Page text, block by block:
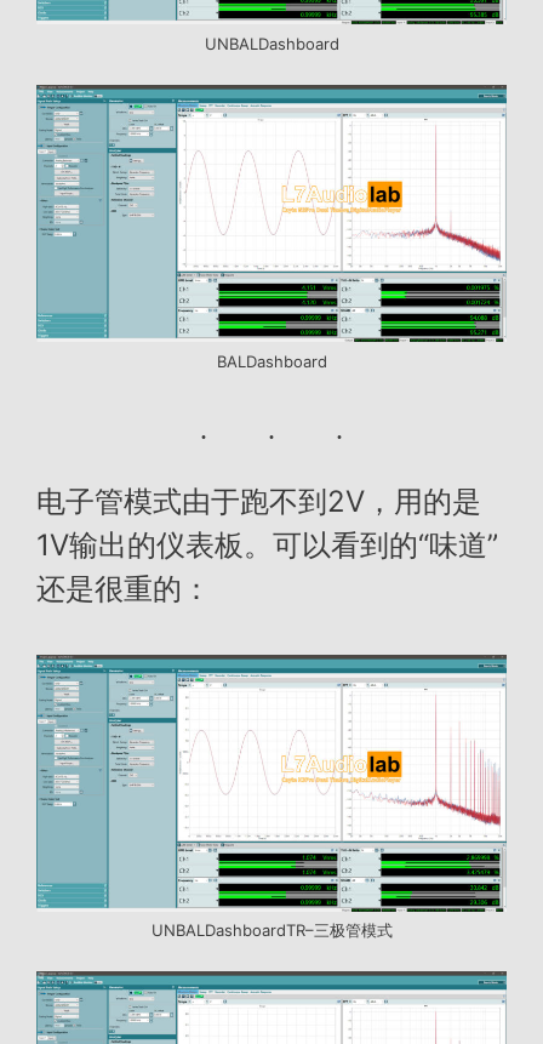
UNBALDashboard
BALDashboard
电子管模式由于跑不到2V，用的是
1V输出的仪表板。可以看到的“味道”
还是很重的：
UNBALDashboardTR–三极管模式